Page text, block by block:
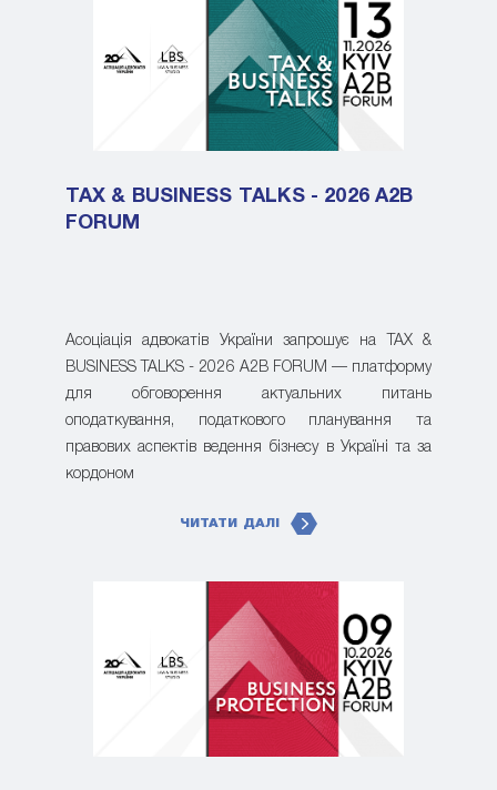
TAX & BUSINESS TALKS - 2026 A2B
FORUM
Асоціація адвокатів України запрошує на TAX &
BUSINESS TALKS - 2026 A2B FORUM — платформу
для обговорення актуальних питань
оподаткування, податкового планування та
правових аспектів ведення бізнесу в Україні та за
кордоном
ЧИТАТИ ДАЛІ